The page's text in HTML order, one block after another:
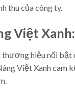
thu của công ty.
Việt
hiệu nổi
Việt Xanh cam